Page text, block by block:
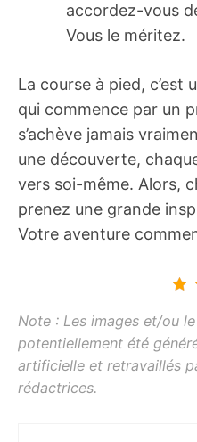
accordez-vous
Vous le méritez.
La course à pied, c’est
qui commence par un
s’achève jamais
une découverte,
vers soi-même. Alors,
prenez une grande
Votre aventure